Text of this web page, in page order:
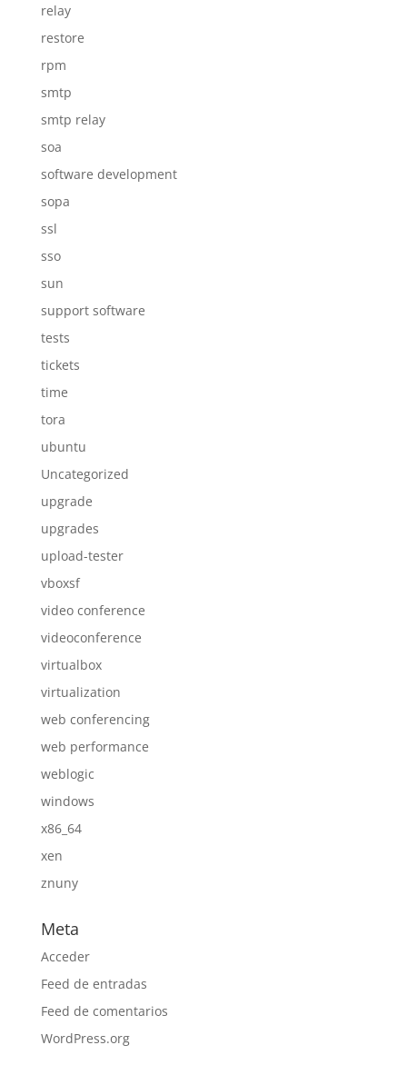
relay
restore
rpm
smtp
smtp relay
soa
software development
sopa
ssl
sso
sun
support software
tests
tickets
time
tora
ubuntu
Uncategorized
upgrade
upgrades
upload-tester
vboxsf
video conference
videoconference
virtualbox
virtualization
web conferencing
web performance
weblogic
windows
x86_64
xen
znuny
Meta
Acceder
Feed de entradas
Feed de comentarios
WordPress.org